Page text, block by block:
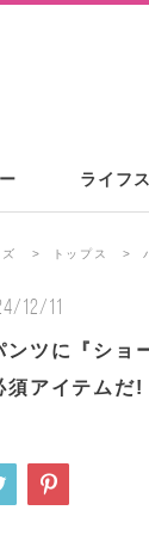
ライフ
トップス
12/11
ンツに『ショ
須アイテムだ!